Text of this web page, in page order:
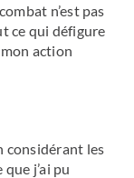
n’est pas
ce qui défigure
mon action
considérant les
j’ai pu